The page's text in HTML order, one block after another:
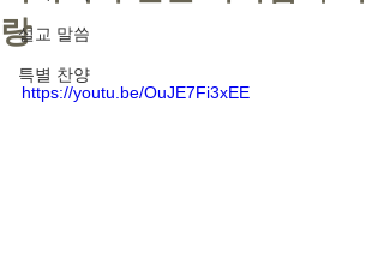
설교 말씀
특별 찬양
랑
https://youtu.be/OuJE7Fi3xEE